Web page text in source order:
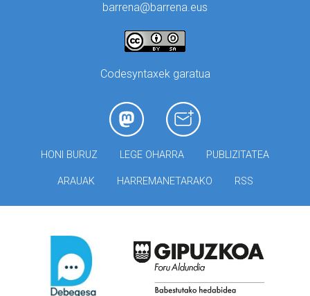
barrena@barrena.eus
Codesyntaxek garatua
HONI BURUZ LEGE OHARRA PUBLIZITATEA
ARAUAK HARREMANETARAKO RSS